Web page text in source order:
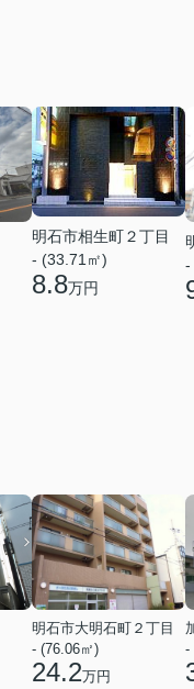
明石市相生町２丁目
- (33.71㎡)
8.8万円
-
明石市大明石町２丁目
- (76.06㎡)
24.2万円
-